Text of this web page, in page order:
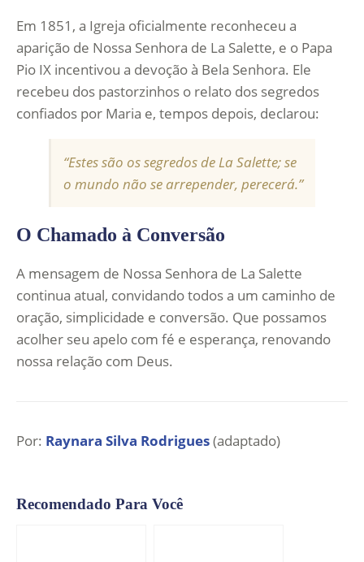
Em 1851, a Igreja oficialmente reconheceu a
aparição de Nossa Senhora de La Salette, e o Papa
Pio IX incentivou a devoção à Bela Senhora. Ele
recebeu dos pastorzinhos o relato dos segredos
confiados por Maria e, tempos depois, declarou:
“Estes são os segredos de La Salette; se
o mundo não se arrepender, perecerá.”
O Chamado à Conversão
A mensagem de Nossa Senhora de La Salette
continua atual, convidando todos a um caminho de
oração, simplicidade e conversão. Que possamos
acolher seu apelo com fé e esperança, renovando
nossa relação com Deus.
Por: Raynara Silva Rodrigues(adaptado)
Recomendado Para Você